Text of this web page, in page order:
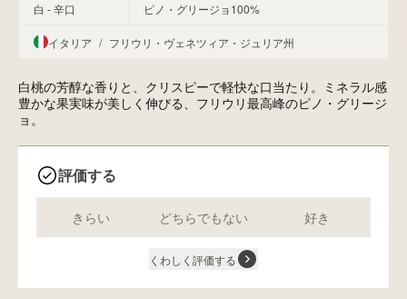
白 - 辛口 ピノ・グリージョ100%
イタリア / フリウリ・ヴェネツィア・ジュリア州
白桃の芳醇な香りと、クリスピーで軽快な口当たり。ミネラル感
豊かな果実味が美しく伸びる、フリウリ最高峰のピノ・グリージ
ョ。
評価する
きらい どちらでもない 好き
くわしく評価する